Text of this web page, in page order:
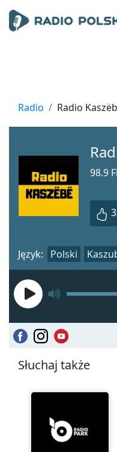
Radio Radio
98.9
Język: Polski
Słuchaj także